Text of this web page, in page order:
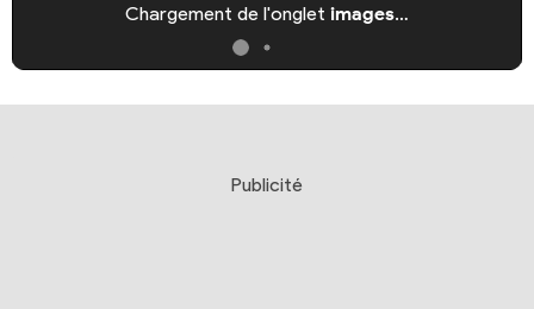
Chargement de l'onglet images…
Publicité